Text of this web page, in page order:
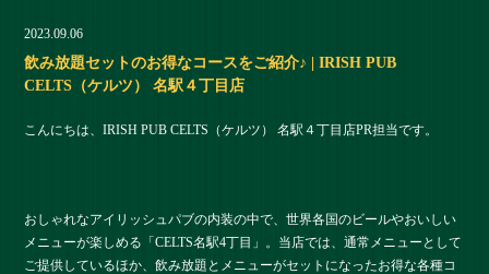
2023.09.06
飲み放題セットのお得なコースをご紹介♪ | IRISH PUB
CELTS（ケルツ） 名駅４丁目店
こんにちは、IRISH PUB CELTS（ケルツ） 名駅４丁目店PR担当です。
おしゃれなアイリッシュパブの内装の中で、世界各国のビールやおいしい
メニューが楽しめる「CELTS名駅4丁目」。当店では、通常メニューとして
ご提供しているほか、飲み放題とメニューがセットになったお得な各種コ